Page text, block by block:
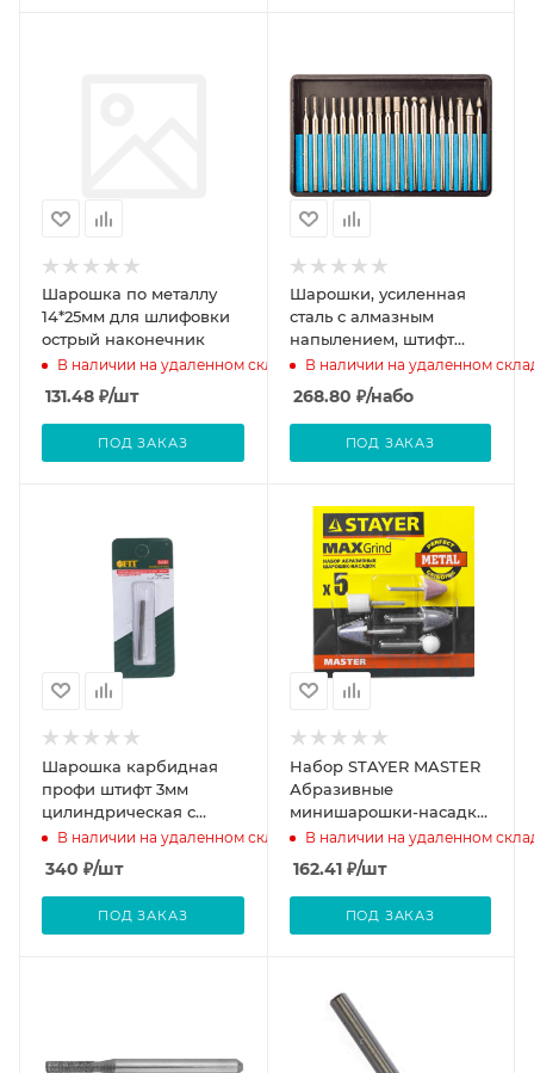
Шарошка по металлу
14*25мм для шлифовки
острый наконечник
В наличии на удаленном складе
131.48 ₽/шт
ПОД ЗАКАЗ
Шарошки, усиленная
сталь с алмазным
напылением, штифт
диам. MOS 3 мм, 10 шт.
В наличии на удаленном
268.80 ₽/набо
ПОД ЗАКАЗ
Шарошка карбидная
профи штифт 3мм
цилиндрическая с
закруглением
В наличии на удаленном складе
340 ₽/шт
ПОД ЗАКАЗ
Набор STAYER MASTER
Абразивные
минишарошки-насадки
для гравера и дрели,
хвостовик d3,2мм 5
предметов
В наличии на удаленном
162.41₽/шт
ПОД ЗАКАЗ